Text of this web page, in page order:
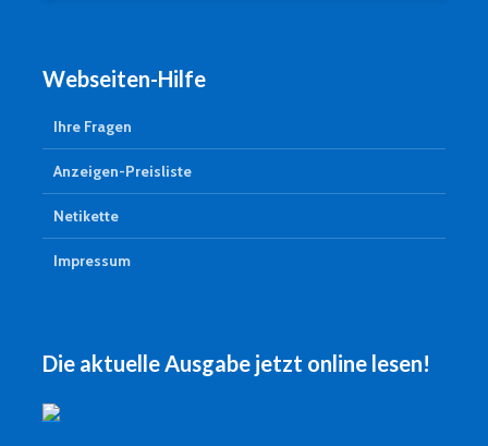
Webseiten-Hilfe
Ihre Fragen
Anzeigen-Preisliste
Netikette
Impressum
Die aktuelle Ausgabe jetzt online lesen!